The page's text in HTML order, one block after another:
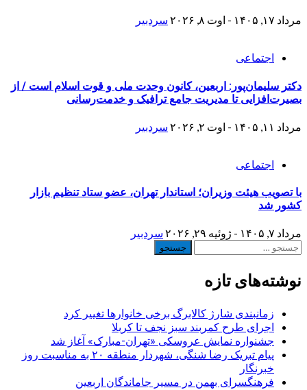
مرداد ۱۷, ۱۴۰۵ - اوت ۸, ۲۰۲۶ سردبیر
اجتماعی
دکتر سلیمان‌پور: اربعین، کانون وحدت ملی و قوت اسلام است / از
بصیرت‌افزایی تا مدیریت جامع ترافیک و خدمت‌رسانی
مرداد ۱۱, ۱۴۰۵ - اوت ۲, ۲۰۲۶ سردبیر
اجتماعی
با تصویب هیئت وزیران؛ استاندار تهران، عضو ستاد تنظیم بازار
کشور شد
مرداد ۷, ۱۴۰۵ - ژوئیه ۲۹, ۲۰۲۶
سردبیر
جستجو
نوشته‌های تازه
زمانبندی شارژ کالابرگ برخی خانوارها تغییر کرد
اجرای طرح کمربند سبز نجف تا کربلا
جشنواره نمایش عروسکی «تهران-مبارک» آغاز شد
پیام تبریک رضا شنگی، شهردار منطقه ۲۰ به مناسبت روز
خبرنگار
فرهنگسرای بهمن در مسیر جاماندگان اربعین